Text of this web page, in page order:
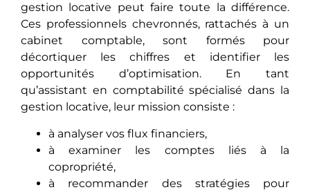
gestion locative peut faire toute la différence.
Ces professionnels chevronnés, rattachés à un
cabinet comptable, sont formés pour
décortiquer les chiffres et identifier les
opportunités d’optimisation. En tant
qu’assistant en comptabilité spécialisé dans la
gestion locative, leur mission consiste :
à analyser vos flux financiers,
à examiner les comptes liés à la
copropriété,
à recommander des stratégies pour